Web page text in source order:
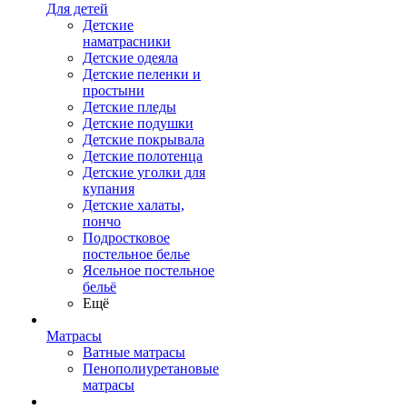
Для детей
Детские
наматрасники
Детские одеяла
Детские пеленки и
простыни
Детские пледы
Детские подушки
Детские покрывала
Детские полотенца
Детские уголки для
купания
Детские халаты,
пончо
Подростковое
постельное белье
Ясельное постельное
бельё
Ещё
Матрасы
Ватные матрасы
Пенополиуретановые
матрасы